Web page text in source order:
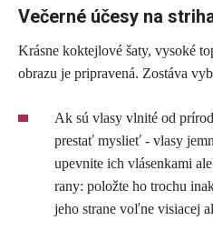
Večerné účesy na
Krásne koktejlové šaty, vysoké
obrazu je pripravená. Zostáva
Ak sú vlasy vlnité od
prestať myslieť - vlasy
upevnite ich vlásenkami
rany: položte ho trochu
jeho strane voľne visiacej